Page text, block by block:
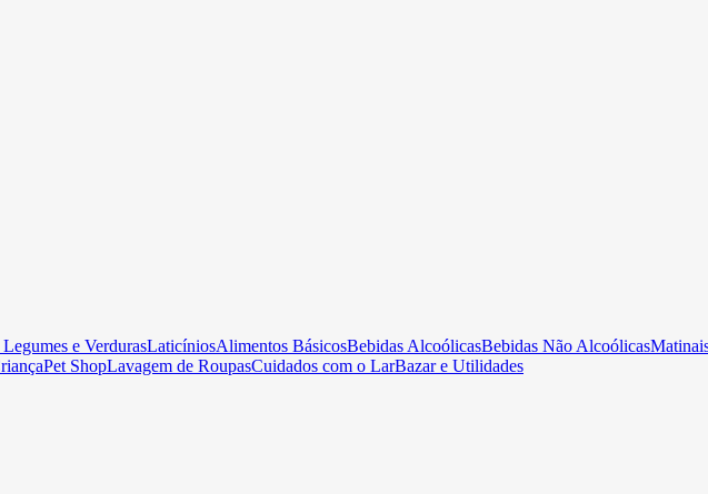
e VerdurasLaticíniosAlimentos BásicosBebidas AlcoólicasBebidas Não Alcoólicas
Pet ShopLavagem de RoupasCuidados com o LarBazar e Utilidades